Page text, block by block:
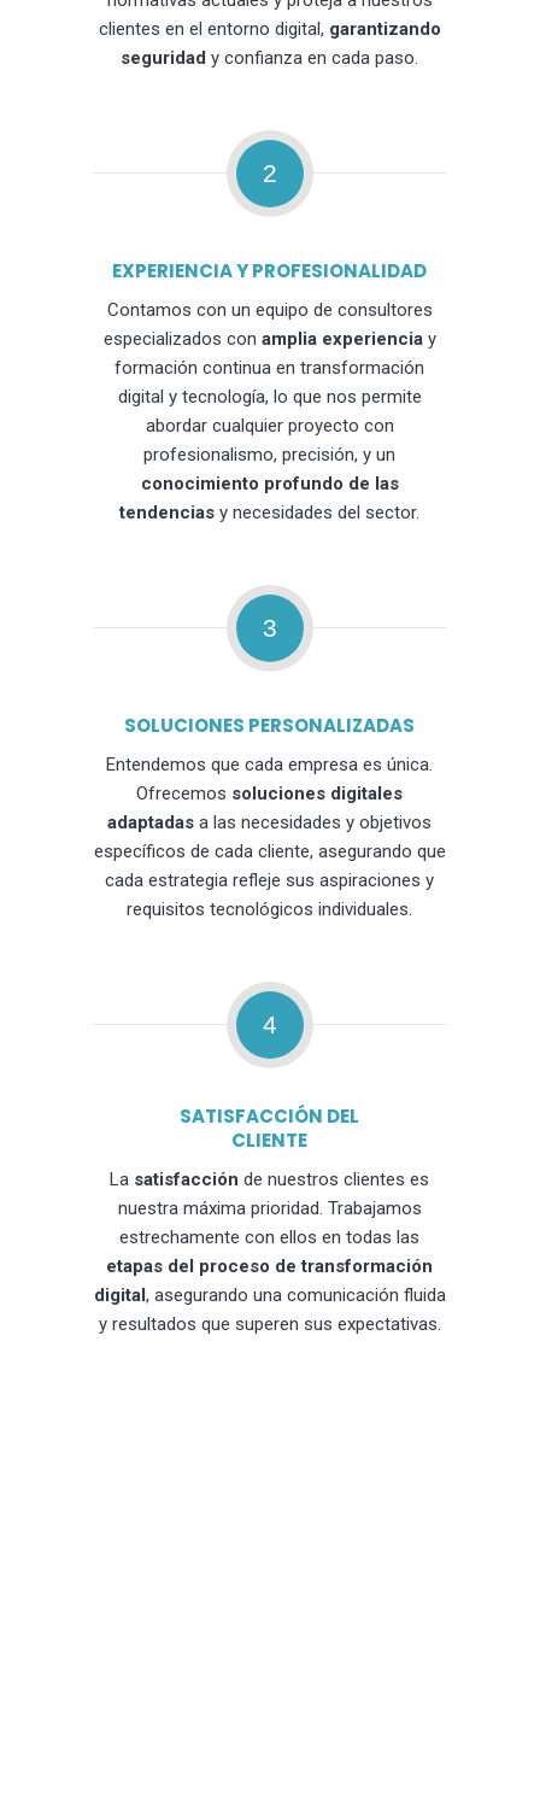
clientes en el entorno digital, garantizando
seguridad y confianza en cada paso.
2
EXPERIENCIA Y PROFESIONALIDAD
Contamos con un equipo de consultores
especializados con amplia experienciay
formación continua en transformación
digital y tecnología, lo que nos permite
abordar cualquier proyecto con
profesionalismo, precisión, y un
conocimiento profundo de las
tendencias y necesidades del sector.
3
SOLUCIONES PERSONALIZADAS
Entendemos que cada empresa es única.
Ofrecemos soluciones digitales
adaptadas a las necesidades y objetivos
específicos de cada cliente, asegurando que
cada estrategia refleje sus aspiraciones y
requisitos tecnológicos individuales.
4
SATISFACCIÓN DEL
CLIENTE
La satisfacción de nuestros clientes es
nuestra máxima prioridad. Trabajamos
estrechamente con ellos en todas las
etapas del proceso de transformación
digital, asegurando una comunicación fluida
y resultados que superen sus expectativas.